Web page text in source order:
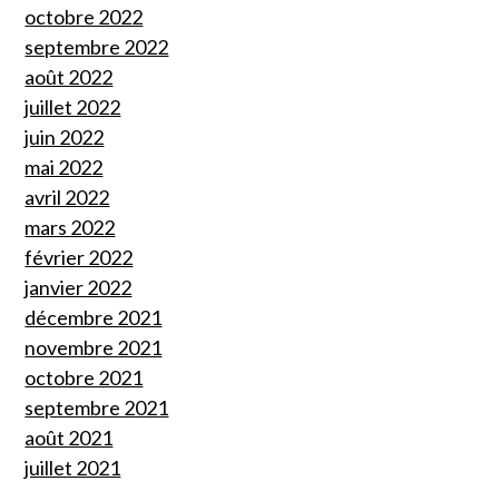
octobre 2022
septembre 2022
août 2022
juillet 2022
juin 2022
mai 2022
avril 2022
mars 2022
février 2022
janvier 2022
décembre 2021
novembre 2021
octobre 2021
septembre 2021
août 2021
juillet 2021